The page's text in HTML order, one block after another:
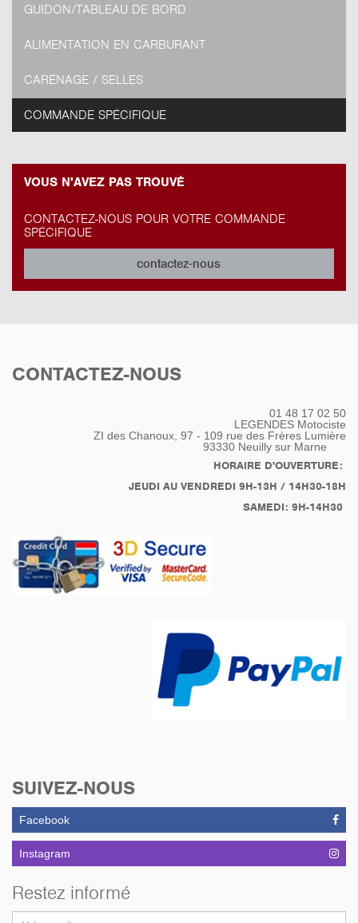
GUIDON/TABLEAU DE BORD
ALIMENTATION EN CARBURANT
CARÉNAGE / SELLES
COMMANDE SPÉCIFIQUE
VOUS N'AVEZ PAS TROUVÉ
CONTACTEZ-NOUS POUR VOTRE COMMANDE
SPÉCIFIQUE
contactez-nous
CONTACTEZ-NOUS
01 48 17 02 50
LEGENDES Motociste
ZI des Chanoux, 97 - 109 rue des Frères Lumière
93330 Neuilly sur Marne
HORAIRE D'OUVERTURE:
JEUDI AU VENDREDI 9H-13H / 14H30-18H
SAMEDI: 9H-14H30
SUIVEZ-NOUS
Facebook
Instagram
Restez informé